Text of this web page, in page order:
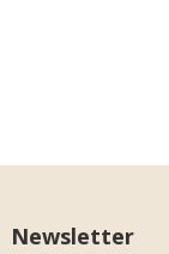
Newsletter